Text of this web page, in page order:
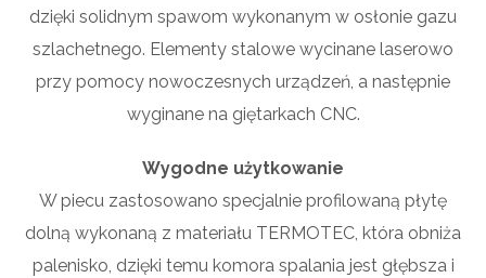
dzięki solidnym spawom wykonanym w osłonie gazu
szlachetnego. Elementy stalowe wycinane laserowo
przy pomocy nowoczesnych urządzeń, a następnie
wyginane na giętarkach CNC.
Wygodne użytkowanie
W piecu zastosowano specjalnie profilowaną płytę
dolną wykonaną z materiału TERMOTEC, która obniża
palenisko, dzięki temu komora spalania jest głębsza i